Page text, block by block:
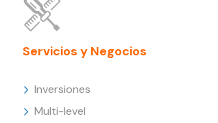
Servicios y Negocios
Inversiones
Multi-level